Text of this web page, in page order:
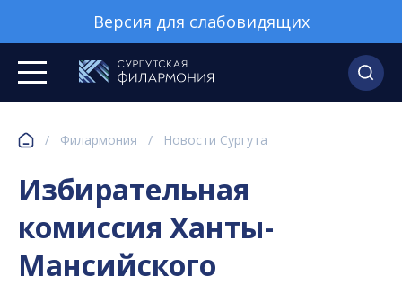
Версия для слабовидящих
/ Филармония / Новости Сургута
Избирательная
комиссия Ханты-
Мансийского